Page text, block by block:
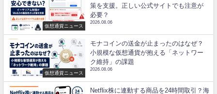
仮想通貨ニュース
策を支援。正しい公式サイトでも注意が
必要？
2026.08.06
仮想通貨ニュース
モナコインの送金が止まったのはなぜ？
小規模な仮想通貨が抱える「ネットワー
ク維持」の課題
2026.08.06
Netflix株に連動する商品を24時間取引？海